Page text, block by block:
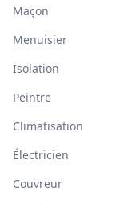
Maçon
Menuisier
Isolation
Peintre
Climatisation
Électricien
Couvreur